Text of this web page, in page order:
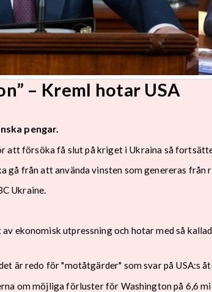
– Kreml hotar USA
pengar.
att försöka få slut på kriget i Ukraina så
gå från att använda vinsten som genereras
Ukraine.
ekonomisk utpressning och hotar med så
är redo för "motåtgärder" som svar på USA:s
om möjliga förluster för Washington på 6,6